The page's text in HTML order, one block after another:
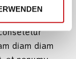
no
diam diam